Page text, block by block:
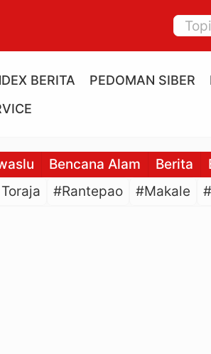
BERITA PEDOMAN SIBER
Bencana Alam Berita
#Rantepao #Makale